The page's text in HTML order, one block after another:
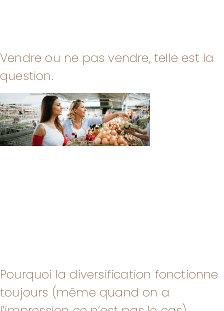
Vendre ou ne pas vendre, telle est la
question.
Pourquoi la diversification fonctionne
toujours (même quand on a